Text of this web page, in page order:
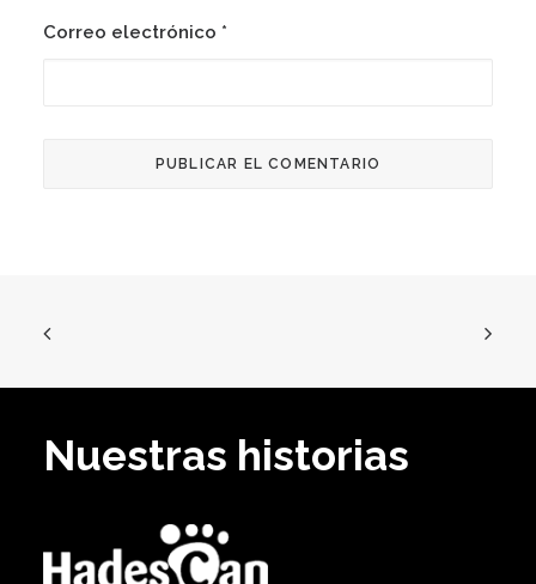
Correo electrónico *
Nuestras historias